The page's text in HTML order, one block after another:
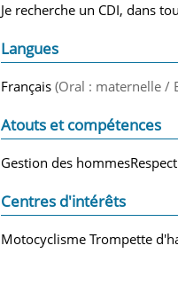
Je recherche un CDI, dans
Langues
Français (Oral : maternelle /
Atouts et compétences
Gestion des
Centres d'intérêts
Motocyclisme Trompette